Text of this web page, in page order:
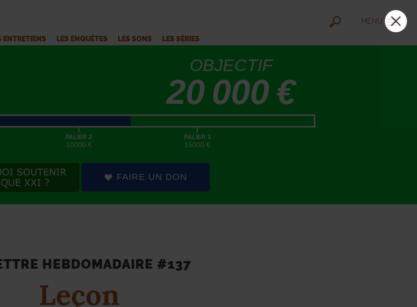
MENU
ENTRETIENS LES ENQUÊTES LES SONS LES SÉRIES
OBJECTIF
20 000 €
|
PALIER 2
10000 €
|
PALIER 3
15000 €
FAIRE UN DON
HEBDOMADAIRE #137
Leçon